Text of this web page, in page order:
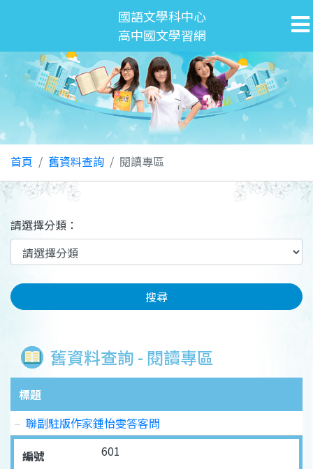
國語文學科中心
高中國文學習網
首頁 舊資料查詢 閱讀專區
請選擇分類：
搜尋
舊資料查詢 - 閱讀專區
標題
聯副駐版作家鍾怡雯答客問
編號
601